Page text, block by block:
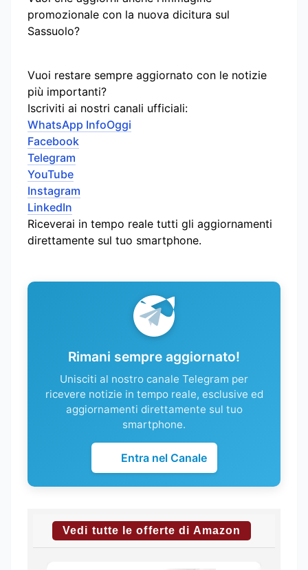
promozionale con la nuova dicitura sul
Sassuolo?
Vuoi restare sempre aggiornato con le notizie
più importanti?
Iscriviti ai nostri canali ufficiali:
WhatsApp InfoOggi
Facebook
Telegram
YouTube
Instagram
LinkedIn
Riceverai in tempo reale tutti gli aggiornamenti
direttamente sul tuo smartphone.
Rimani sempre aggiornato!
Unisciti al nostro canale Telegram per
ricevere notizie in tempo reale, esclusive ed
aggiornamenti direttamente sul tuo
smartphone.
Entra nel Canale